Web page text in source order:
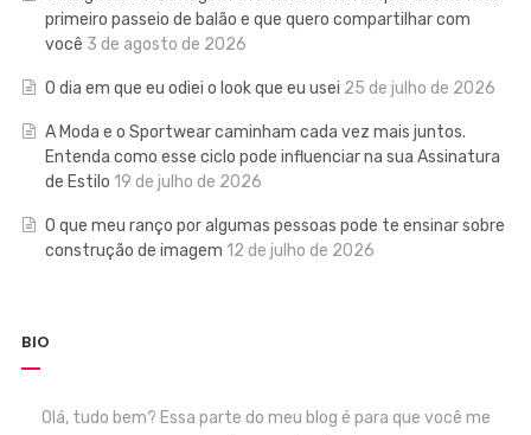
primeiro passeio de balão e que quero compartilhar com
você 3 de agosto de 2026
O dia em que eu odiei o look que eu usei 25 de julho de 2026
A Moda e o Sportwear caminham cada vez mais juntos.
Entenda como esse ciclo pode influenciar na sua Assinatura
de Estilo 19 de julho de 2026
O que meu ranço por algumas pessoas pode te ensinar sobre
construção de imagem 12 de julho de 2026
BIO
Olá, tudo bem? Essa parte do meu blog é para que você me